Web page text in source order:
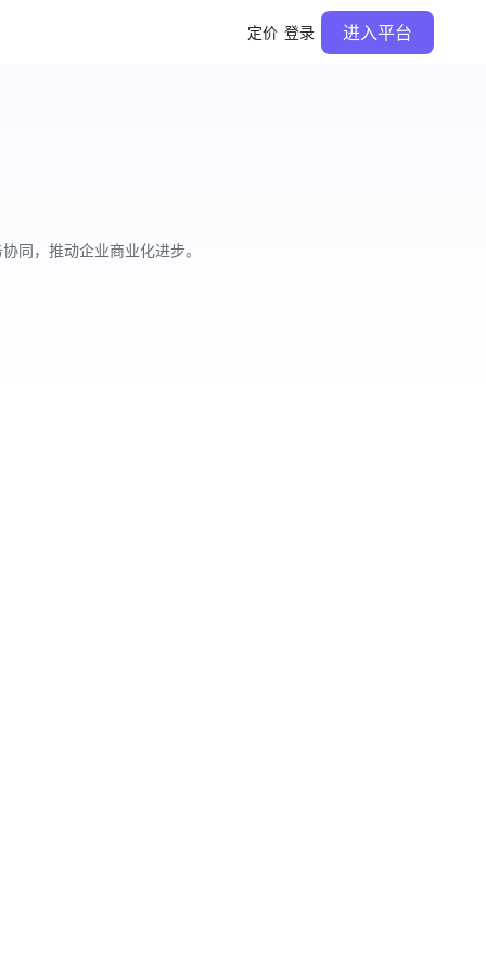
定价 登录 进入平台
同，推动企业商业化进步。